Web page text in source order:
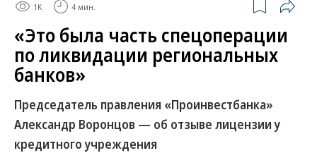
1K 4 мин.
«Это была часть спецоперации
по ликвидации региональных
банков»
Председатель правления «Проинвестбанка»
Александр Воронцов — об отзыве лицензии у
кредитного учреждения